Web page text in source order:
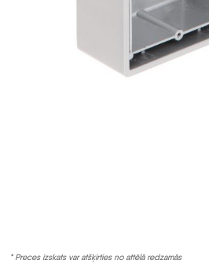
* Preces izskats var atšķirties no attēlā redzamās